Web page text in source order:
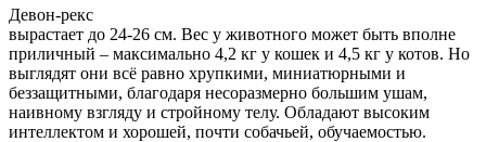
Девон-рекс
вырастает до 24-26 см. Вес у животного может быть вполне
приличный – максимально 4,2 кг у кошек и 4,5 кг у котов. Но
выглядят они всё равно хрупкими, миниатюрными и
беззащитными, благодаря несоразмерно большим ушам,
наивному взгляду и стройному телу. Обладают высоким
интеллектом и хорошей, почти собачьей, обучаемостью.